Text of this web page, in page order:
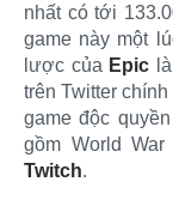
nhất có tới
game này một
lược của Epic
trên Twitter
game độc
gồm World
Twitch.​